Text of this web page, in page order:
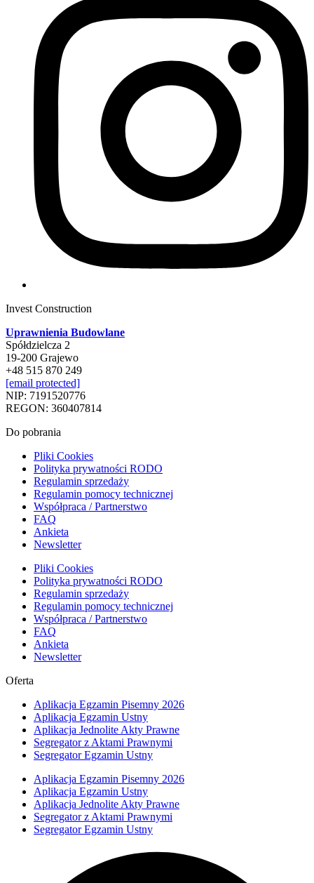
Invest Construction
Uprawnienia Budowlane
Spółdzielcza 2
19-200 Grajewo
+48 515 870 249
[email protected]
NIP: 7191520776
REGON: 360407814
Do pobrania
Pliki Cookies
Polityka prywatności RODO
Regulamin sprzedaży
Regulamin pomocy technicznej
Współpraca / Partnerstwo
FAQ
Ankieta
Newsletter
Pliki Cookies
Polityka prywatności RODO
Regulamin sprzedaży
Regulamin pomocy technicznej
Współpraca / Partnerstwo
FAQ
Ankieta
Newsletter
Oferta
Aplikacja Egzamin Pisemny 2026
Aplikacja Egzamin Ustny
Aplikacja Jednolite Akty Prawne
Segregator z Aktami Prawnymi
Segregator Egzamin Ustny
Aplikacja Egzamin Pisemny 2026
Aplikacja Egzamin Ustny
Aplikacja Jednolite Akty Prawne
Segregator z Aktami Prawnymi
Segregator Egzamin Ustny